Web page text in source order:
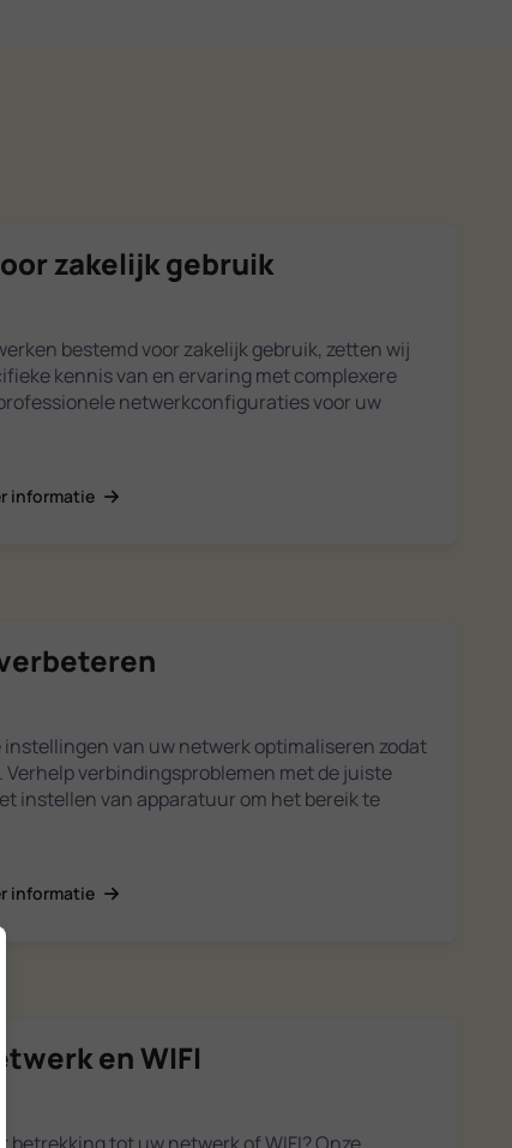
zakelijk gebruik
bestemd voor zakelijk gebruik, zetten wij
kennis van en ervaring met complexere
netwerkconfiguraties voor uw
informatie
instellingen van uw netwerk optimaliseren zodat
verbindingsproblemen met de juiste
instellen van apparatuur om het bereik te
informatie
en WIFI